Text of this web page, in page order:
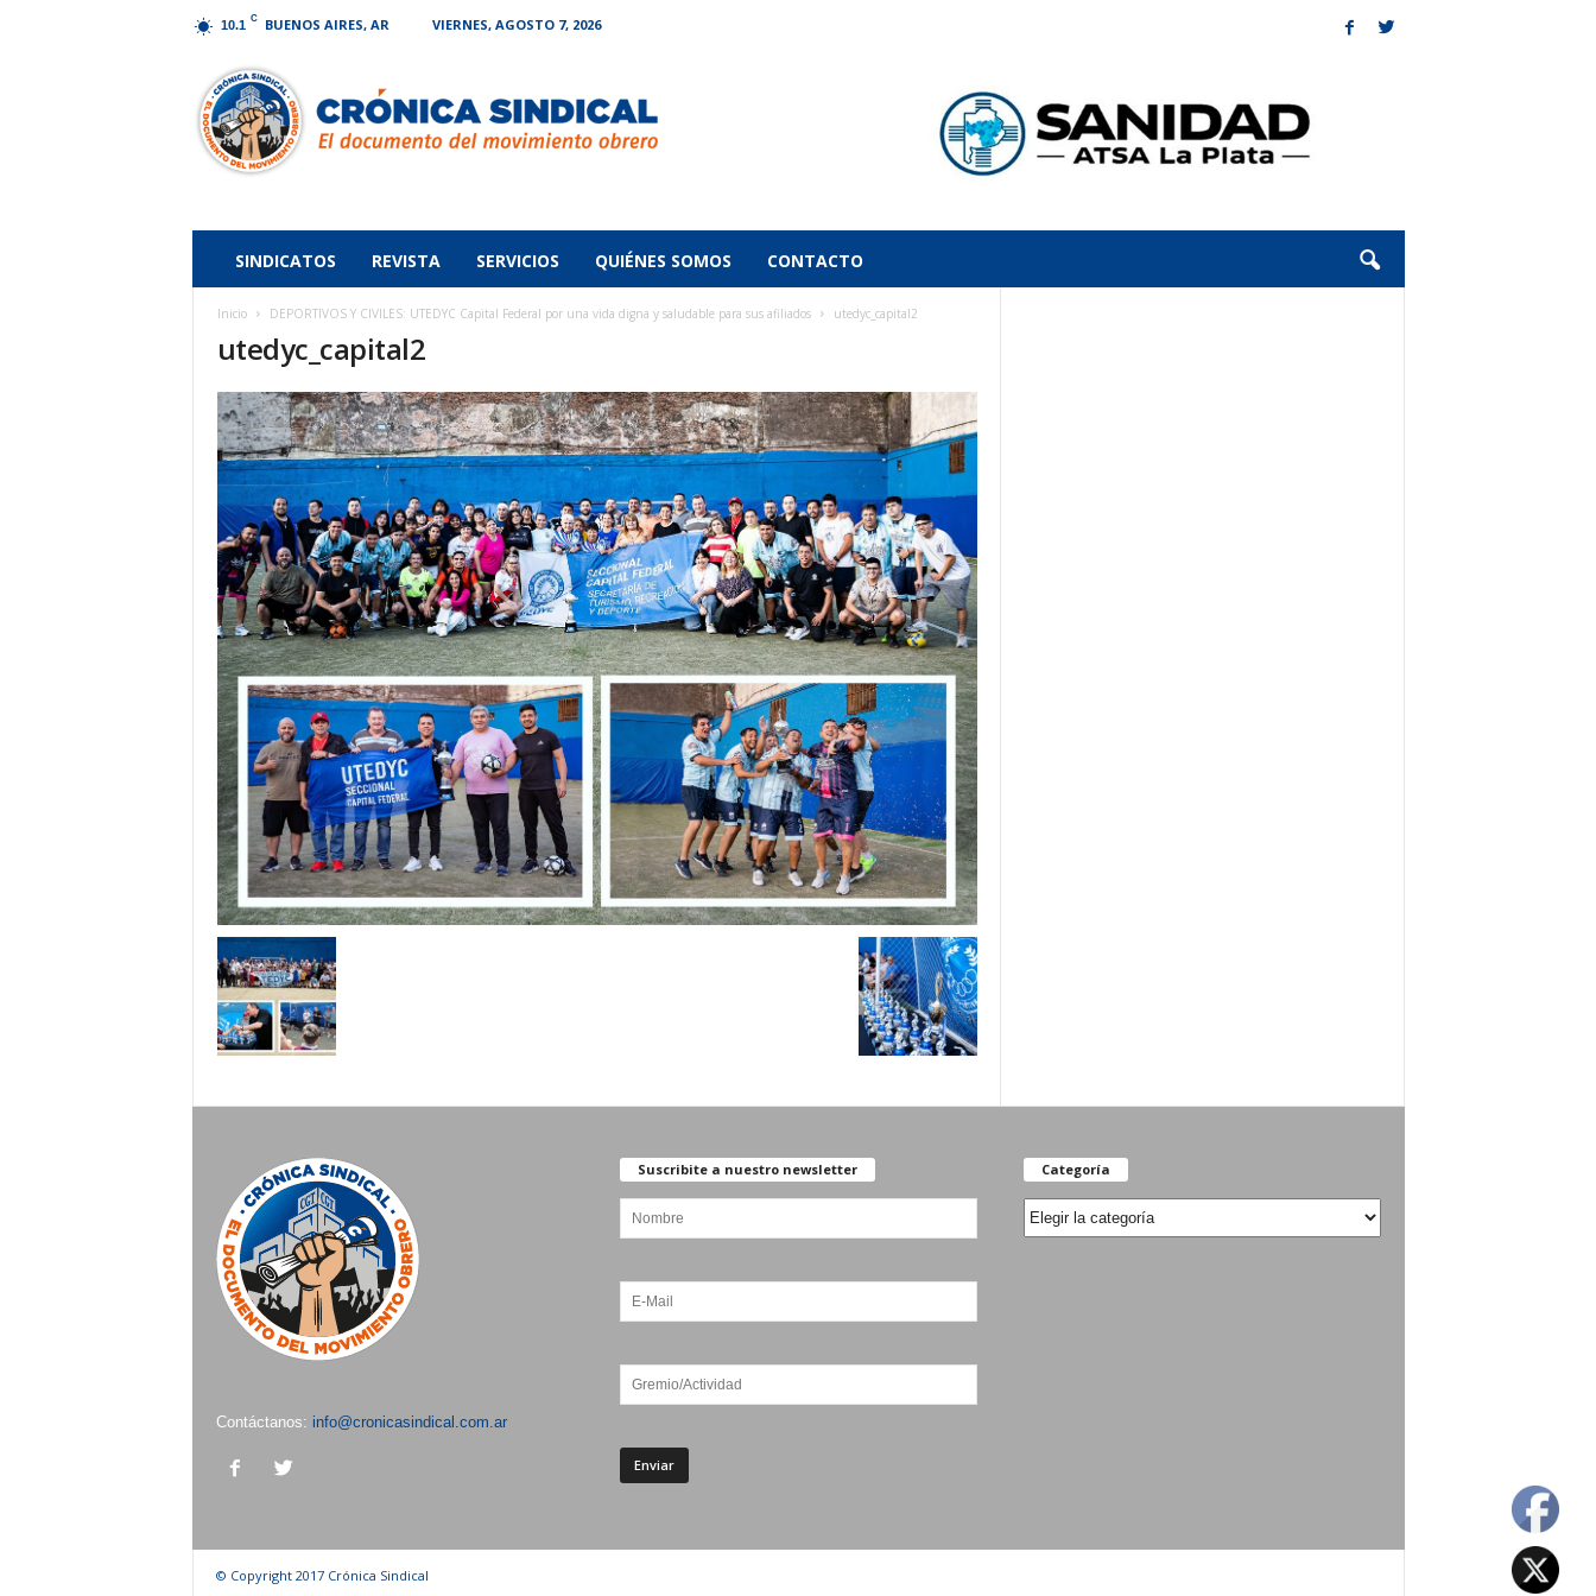
10.1 C BUENOS AIRES, AR VIERNES, AGOSTO 7, 2026
Sindical
SINDICATOS REVISTA SERVICIOS QUIÉNES SOMOS CONTACTO
Inicio DEPORTIVOS Y CIVILES: UTEDYC Capital Federal por una vida digna y saludable para sus afiliados utedyc_capital2
utedyc_capital2
Contáctanos: info@cronicasindical.com.ar
Suscribite a nuestro newsletter Categoría
Categoría
© Copyright 2017 Crónica Sindical